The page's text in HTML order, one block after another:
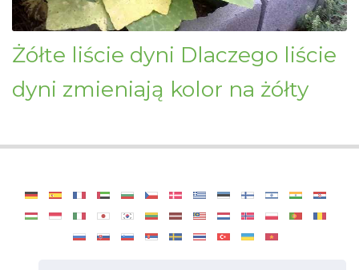
Żółte liście dyni Dlaczego liście
dyni zmieniają kolor na żółty